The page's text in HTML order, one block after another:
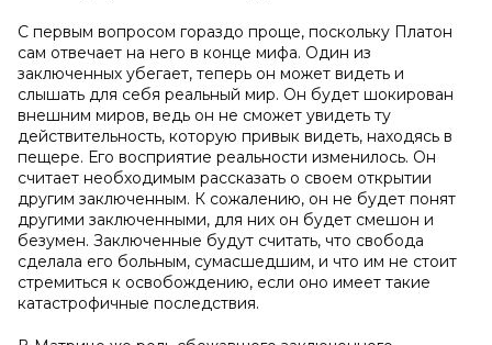
С первым вопросом гораздо проще, поскольку Платон
сам отвечает на него в конце мифа. Один из
заключенных убегает, теперь он может видеть и
слышать для себя реальный мир. Он будет шокирован
внешним миров, ведь он не сможет увидеть ту
действительность, которую привык видеть, находясь в
пещере. Его восприятие реальности изменилось. Он
считает необходимым рассказать о своем открытии
другим заключенным. К сожалению, он не будет понят
другими заключенными, для них он будет смешон и
безумен. Заключенные будут считать, что свобода
сделала его больным, сумасшедшим, и что им не стоит
стремиться к освобождению, если оно имеет такие
катастрофичные последствия.